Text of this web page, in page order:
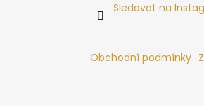
Sledovat na
Obchodní podmínky